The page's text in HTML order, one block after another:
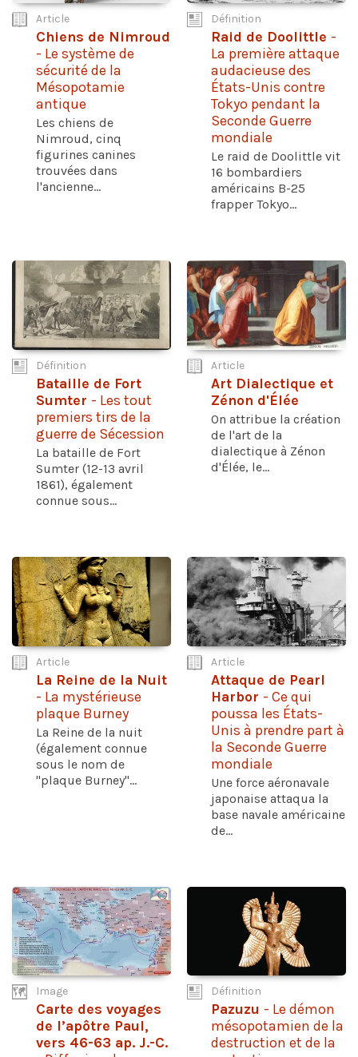
Article
Chiens de Nimroud
- Le système de
sécurité de la
Mésopotamie
antique
Les chiens de
Nimroud, cinq
figurines canines
trouvées dans
l'ancienne...
Définition
Raid de Doolittle -
La première attaque
audacieuse des
États-Unis contre
Tokyo pendant la
Seconde Guerre
mondiale
Le raid de Doolittle vit
16 bombardiers
américains B-25
frapper Tokyo...
Définition
Bataille de Fort
Sumter - Les tout
premiers tirs de la
guerre de Sécession
La bataille de Fort
Sumter (12-13 avril
1861), également
connue sous...
Article
Art Dialectique et
Zénon d'Élée
On attribue la création
de l'art de la
dialectique à Zénon
d'Élée, le...
Article
La Reine de la Nuit
- La mystérieuse
plaque Burney
La Reine de la nuit
(également connue
sous le nom de
"plaque Burney"...
Article
Attaque de Pearl
Harbor - Ce qui
poussa les États-
Unis à prendre part à
la Seconde Guerre
mondiale
Une force aéronavale
japonaise attaqua la
base navale américaine
de...
Image
Carte des voyages
de l’apôtre Paul,
vers 46-63 ap. J.-C.
Définition
Pazuzu - Le démon
mésopotamien de la
destruction et de la